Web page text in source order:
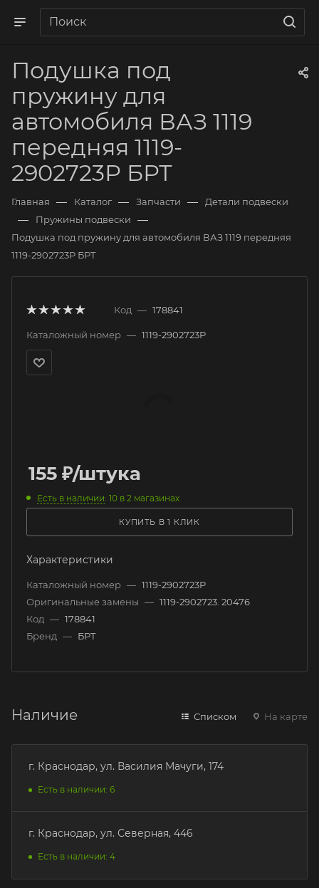
Подушка под
пружину для
автомобиля ВАЗ 1119
передняя 1119-
2902723Р БРТ
Главная — Каталог — Запчасти — Детали подвески
— Пружины подвески —
Подушка под пружину для автомобиля ВАЗ 1119 передняя
1119-2902723Р БРТ
Код — 178841
Каталожный номер — 1119-2902723Р
155 ₽/штука
Есть в наличии: 10 в 2 магазинах
КУПИТЬ В 1 КЛИК
Характеристики
Каталожный номер — 1119-2902723Р
Оригинальные замены — 1119-2902723. 20476
Код — 178841
Бренд — БРТ
Наличие Списком На карте
г. Краснодар, ул. Василия Мачуги, 174
Есть в наличии: 6
г. Краснодар, ул. Северная, 446
Есть в наличии: 4